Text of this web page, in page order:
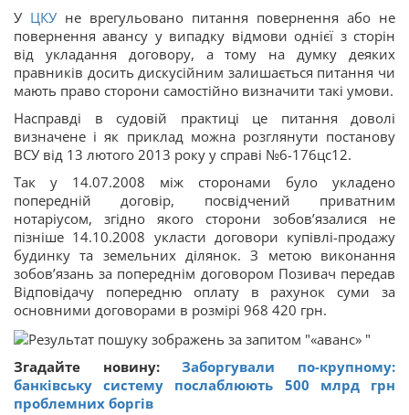
У ЦКУ не врегульовано питання повернення або не
повернення авансу у випадку відмови однієї з сторін
від укладання договору, а тому на думку деяких
правників досить дискусійним залишається питання чи
мають право сторони самостійно визначити такі умови.
Насправді в судовій практиці це питання доволі
визначене і як приклад можна розглянути постанову
ВСУ від 13 лютого 2013 року у справі №6-176цс12.
Так у 14.07.2008 між сторонами було укладено
попередній договір, посвідчений приватним
нотаріусом, згідно якого сторони зобов’язалися не
пізніше 14.10.2008 укласти договори купівлі-продажу
будинку та земельних ділянок. З метою виконання
зобов’язань за попереднім договором Позивач передав
Відповідачу попередню оплату в рахунок суми за
основними договорами в розмірі 968 420 грн.
Згадайте новину:Заборгували по-крупному:
банківську систему послаблюють 500 млрд грн
проблемних боргів